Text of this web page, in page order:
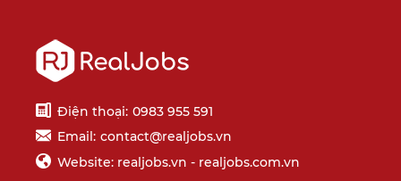
Điện thoại: 0983 955 591
Email: contact@realjobs.vn
Website: realjobs.vn - realjobs.com.vn